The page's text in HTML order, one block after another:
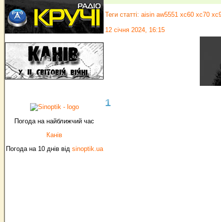
Погода на найближчий час
Канів
Погода на 10 днів від sinoptik.ua
Теги статті: aisin aw5551 xc60 xc70
12 січня 2024, 16:15
1